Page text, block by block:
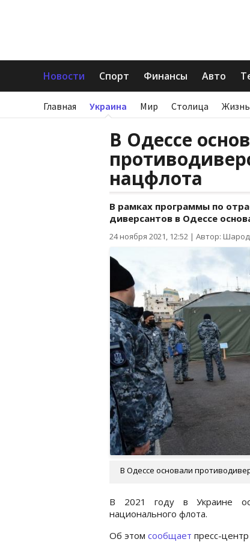
Новости Спорт Финансы Авто
Главная Украина Мир Столица Жизнь
В Одессе
нацфлота
В рамках программы по
диверсантов в Одессе
24 ноября 2021, 12:52 | Автор:
В Одессе основали
В 2021 году в Украине
национального флота.
Об этом сообщает пресс-